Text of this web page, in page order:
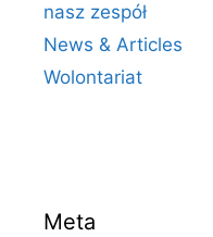
nasz zespół
News & Articles
Wolontariat
Meta